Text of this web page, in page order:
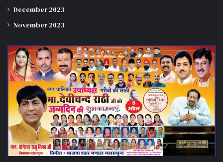
December 2023
November 2023